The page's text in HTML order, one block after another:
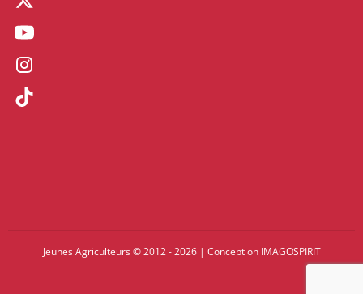
Jeunes Agriculteurs © 2012 - 2026 | Conception IMAGOSPIRIT